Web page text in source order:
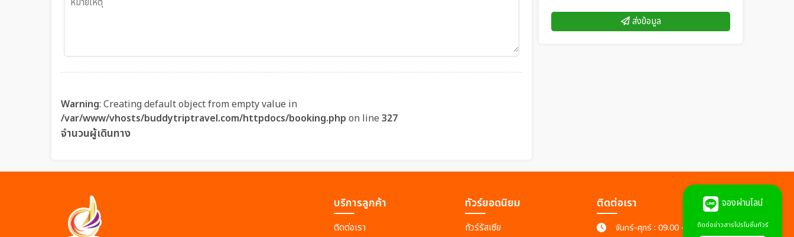
Warning: Creating default object from empty value in
/var/www/vhosts/buddytriptravel.com/httpdocs/booking.php on line 327
จำนวนผู้เดินทาง
ส่งข้อมูล
บริการลูกค้า
ติดต่อเรา
ทัวร์ยอดนิยม
ทัวร์รัสเซีย
ติดต่อเรา
จันทร์-ศุกร์ : 09.00 - 18.00 น.
จองผ่านไลน์
ติดต่อข่าวสารโปรโมชั่นทัวร์